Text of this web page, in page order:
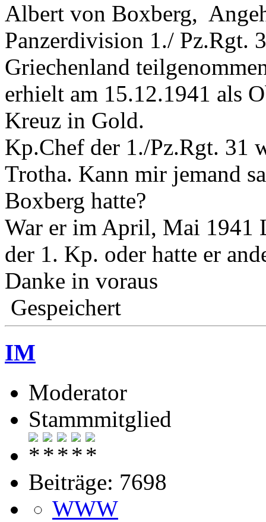
Albert von Boxberg,
Panzerdivision 1./ Pz.Rgt.
Griechenland
erhielt am 15.12.1941 als
Kreuz in Gold.
Kp.Chef der 1./Pz.Rgt. 31
Trotha. Kann mir jemand
Boxberg hatte?
War er im April, Mai 1941
der 1. Kp. oder hatte er
Danke in voraus
Gespeichert
IM
Moderator
Stammmitglied
Beiträge: 7698
WWW